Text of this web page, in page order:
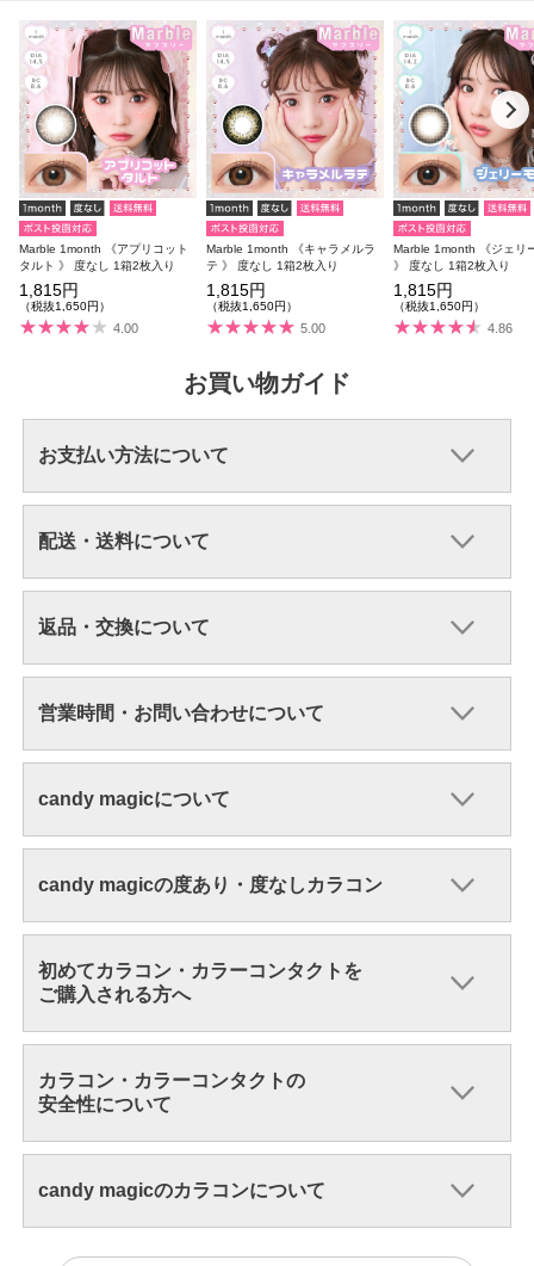
Marble 1month 《アプリコット
タルト 》 度なし 1箱2枚入り
1,815円
（税抜1,650円）
4.00
Marble 1month 《キャラメルラ
テ 》 度なし 1箱2枚入り
1,815円
（税抜1,650円）
5.00
Marble 1month 《ジェリ
》 度なし 1箱2枚入り
1,815円
（税抜1,650円）
4.86
お買い物ガイド
お支払い方法について
配送・送料について
返品・交換について
営業時間・お問い合わせについて
candy magicについて
candy magicの度あり・度なしカラコン
初めてカラコン・カラーコンタクトを
ご購入される方へ
カラコン・カラーコンタクトの
安全性について
candy magicのカラコンについて